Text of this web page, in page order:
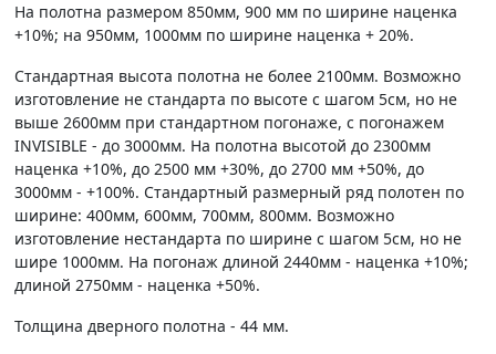
На полотна размером 850мм, 900 мм по ширине наценка
+10%; на 950мм, 1000мм по ширине наценка + 20%.
Стандартная высота полотна не более 2100мм. Возможно
изготовление не стандарта по высоте с шагом 5см, но не
выше 2600мм при стандартном погонаже, с погонажем
INVISIBLE - до 3000мм. На полотна высотой до 2300мм
наценка +10%, до 2500 мм +30%, до 2700 мм +50%, до
3000мм - +100%. Стандартный размерный ряд полотен по
ширине: 400мм, 600мм, 700мм, 800мм. Возможно
изготовление нестандарта по ширине с шагом 5см, но не
шире 1000мм. На погонаж длиной 2440мм - наценка +10%;
длиной 2750мм - наценка +50%.
Толщина дверного полотна - 44 мм.